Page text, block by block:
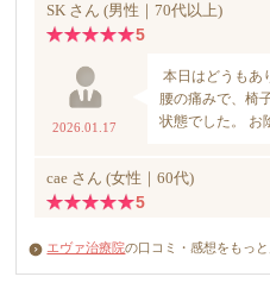
エヴァ治療院の口コミ・感想をもっ